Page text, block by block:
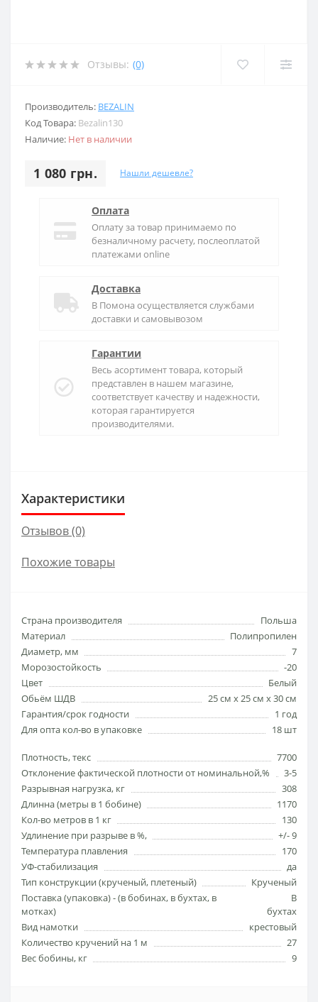
Отзывы: (0)
Производитель: BEZALIN
Код Товара: Bezalin130
Наличие: Нет в наличии
1 080 грн. Нашли дешевле?
Оплата
Оплату за товар принимаемо по
безналичному расчету, послеоплатой
платежами online
Доставка
В Помона осуществляется службами
доставки и самовывозом
Гарантии
Весь асортимент товара, который
представлен в нашем магазине,
соответствует качеству и надежности,
которая гарантируется
производителями.
Характеристики
Отзывов (0)
Похожие товары
Страна производителя
Польша
Материал
Полипропилен
Диаметр, мм
7
Морозостойкость
-20
Цвет
Белый
Обьём ШДВ
25 см х 25 см х 30 см
Гарантия/срок годности
1 год
Для опта кол-во в упаковке
18 шт
Плотность, текс
7700
Отклонение фактической плотности от номинальной,%
3-5
Разрывная нагрузка, кг
308
Длинна (метры в 1 бобине)
1170
Кол-во метров в 1 кг
130
Удлинение при разрыве в %,
+/- 9
Температура плавления
170
УФ-стабилизация
да
Тип конструкции (кручeный, плетеный)
Крученый
Поставка (упаковка) - (в бобинах, в бухтах, в
мотках)
В
бухтах
Вид намотки
крестовый
Количество кручений на 1 м
27
Вес бобины, кг
9